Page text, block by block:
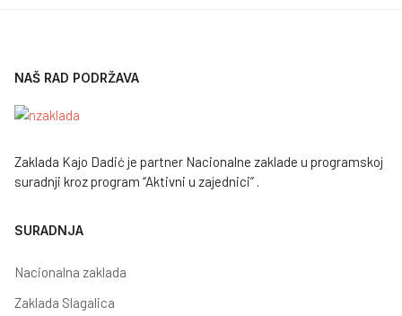
NAŠ RAD PODRŽAVA
Zaklada Kajo Dadić je partner Nacionalne zaklade u programskoj
suradnji kroz program “Aktivni u zajednici” .
SURADNJA
Nacionalna zaklada
Zaklada Slagalica